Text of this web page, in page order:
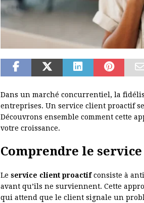
Dans un marché concurrentiel, la
entreprises. Un service client proactif
Découvrons ensemble comment cette
votre croissance.
Comprendre le
Le service client proactifconsiste à
avant qu’ils ne surviennent. Cette
qui attend que le client signale un